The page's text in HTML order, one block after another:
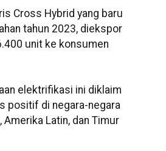
Cross Hybrid yang baru
tahun 2023, diekspor
unit ke konsumen
elektrifikasi ini diklaim
positif di negara-negara
Amerika Latin, dan Timur